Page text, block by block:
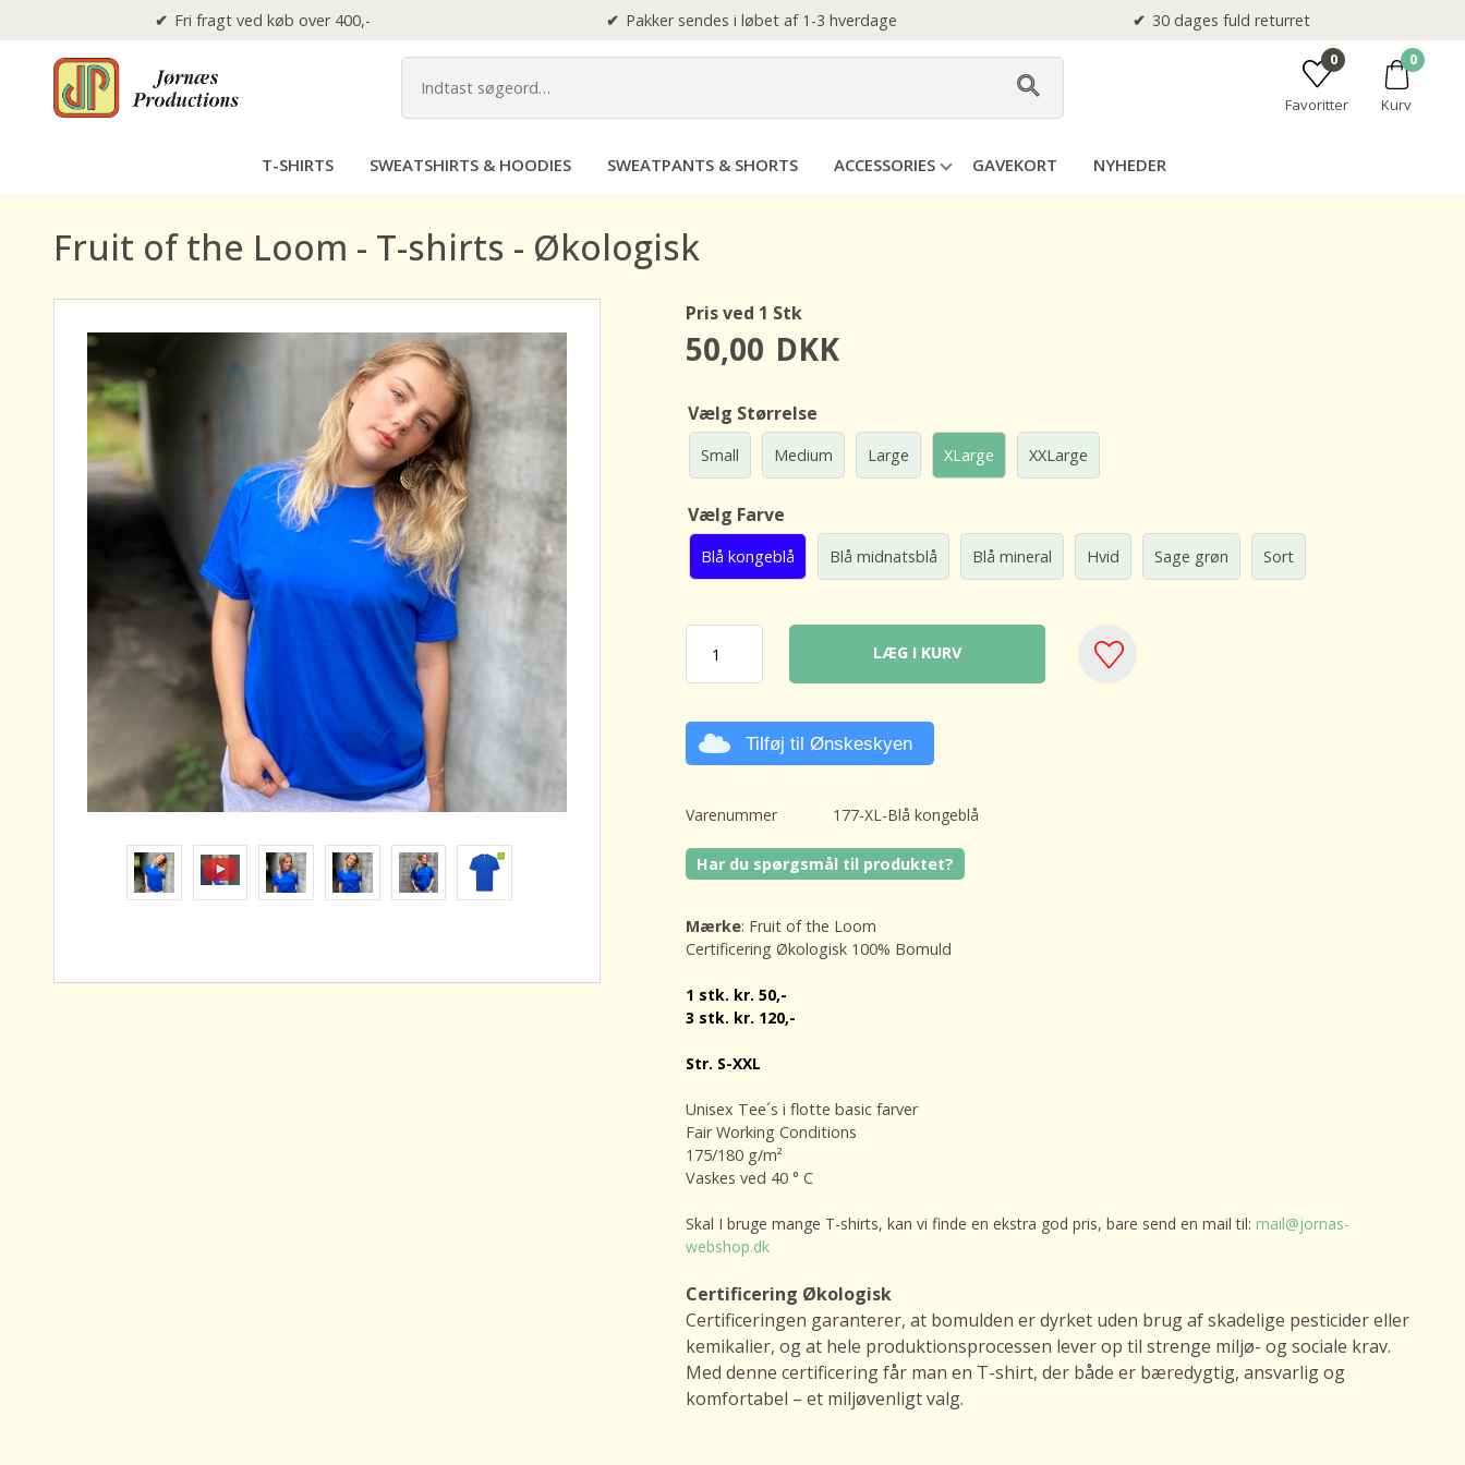
Fri fragt ved køb over 400,- Pakker sendes i løbet af 1-3 hverdage 30 dages fuld returret
0
Favoritter
0
Kurv
T-SHIRTS SWEATSHIRTS & HOODIES SWEATPANTS & SHORTS ACCESSORIES GAVEKORT NYHEDER
Fruit of the Loom - T-shirts - Økologisk
Pris ved 1 Stk
50,00 DKK
Vælg Størrelse
Small Medium Large XLarge XXLarge
Vælg Farve
Blå kongeblå Blå midnatsblå Blå mineral Hvid Sage grøn Sort
LÆG I KURV
Tilføj til Ønskeskyen
Varenummer 177-XL-Blå kongeblå
Har du spørgsmål til produktet?
Mærke: Fruit of the Loom
Certificering Økologisk 100% Bomuld
1 stk. kr. 50,-
3 stk. kr. 120,-
Str. S-XXL
Unisex Tee´s i flotte basic farver
Fair Working Conditions
175/180 g/m²
Vaskes ved 40 ° C
Skal I bruge mange T-shirts, kan vi finde en ekstra god pris, bare send en mail til:mail@jornas-
webshop.dk
Certificering Økologisk
Certificeringen garanterer, at bomulden er dyrket uden brug af skadelige pesticider eller
kemikalier, og at hele produktionsprocessen lever op til strenge miljø- og sociale krav.
Med denne certificering får man en T-shirt, der både er bæredygtig, ansvarlig og
komfortabel – et miljøvenligt valg.